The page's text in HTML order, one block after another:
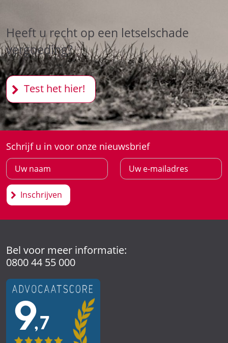
Heeft u recht op een letselschade
vergoeding?
Test het hier!
Schrijf u in voor onze nieuwsbrief
Inschrijven
Bel voor meer informatie:
0800 44 55 000